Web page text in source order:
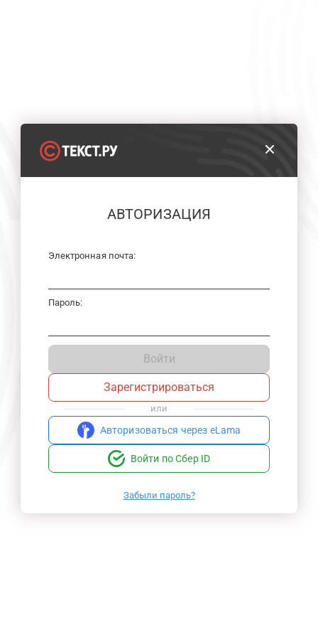
АВТОРИЗАЦИЯ
Электронная почта:
Пароль:
Войти
Зарегистрироваться
или
Авторизоваться через eLama
Войти по Сбер ID
Забыли пароль?